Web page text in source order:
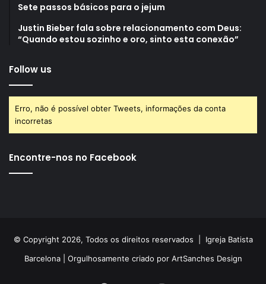
Sete passos básicos para o jejum
Justin Bieber fala sobre relacionamento com Deus:
“Quando estou sozinho e oro, sinto esta conexão”
Follow us
Erro, não é possível obter Tweets, informações da conta
incorretas
Encontre-nos no Facebook
© Copyright 2026, Todos os direitos reservados | Igreja Batista
Barcelona| Orgulhosamente criado por ArtSanches Design